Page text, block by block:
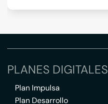
PLANES DIGITALES
Plan Impulsa
Plan Desarrollo